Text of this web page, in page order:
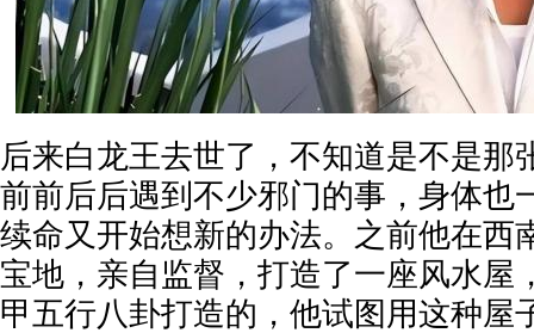
后来白龙王去世了，不知道是不是那
前前后后遇到不少邪门的事，身体也
续命又开始想新的办法。之前他在西
宝地，亲自监督，打造了一座风水屋
甲五行八卦打造的，他试图用这种屋